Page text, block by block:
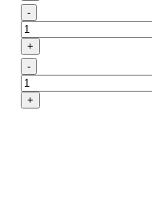
-
+
-
+